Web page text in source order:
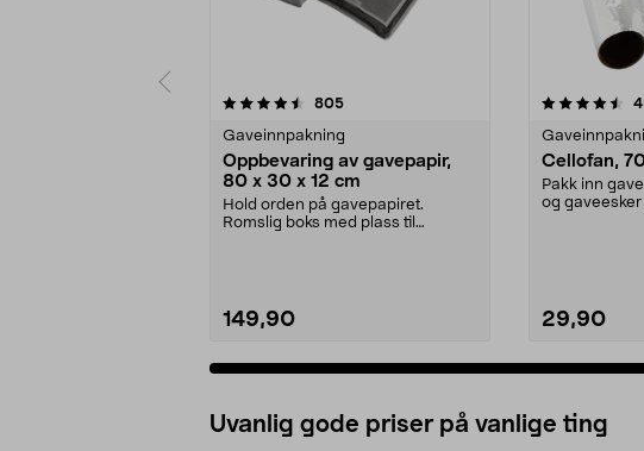
805anmeldelser
Gaveinnpakning
Oppbevaring av gavepapir,
80 x 30 x 12 cm
Hold orden på gavepapiret.
Romslig boks med plass til
149,90
4.5 av 5 stjerner
Cellofan,
Pakk inn
og gaveesker
29,90
4.0
Uvanlig gode priser på vanlige ting